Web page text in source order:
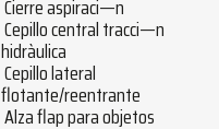
Cierre aspiraci—n
Cepillo central tracci—n
hidràulica
Cepillo lateral
flotante/reentrante
Alza flap para objetos